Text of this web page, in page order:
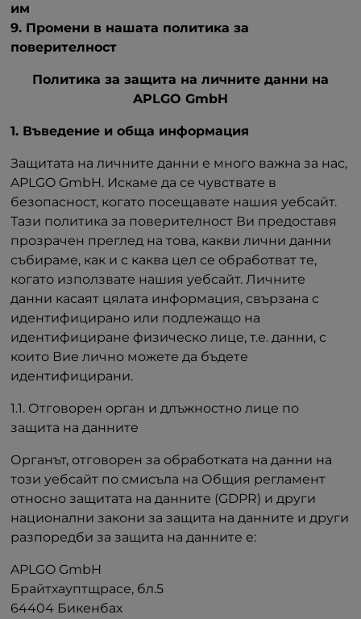
им
9. Промени в нашата политика за
поверителност
Политика за защита на личните данни на
APLGO GmbH
1. Въведение и обща информация
Защитата на личните данни е много важна за нас,
APLGO GmbH. Искаме да се чувствате в
безопасност, когато посещавате нашия уебсайт.
Тази политика за поверителност Ви предоставя
прозрачен преглед на това, какви лични данни
събираме, как и с каква цел се обработват те,
когато използвате нашия уебсайт. Личните
данни касаят цялата информация, свързана с
идентифицирано или подлежащо на
идентифициране физическо лице, т.е. данни, с
които Вие лично можете да бъдете
идентифицирани.
1.1. Отговорен орган и длъжностно лице по
защита на данните
Органът, отговорен за обработката на данни на
този уебсайт по смисъла на Общия регламент
относно защитата на данните (GDPR) и други
национални закони за защита на данните и други
разпоредби за защита на данните е:
APLGO GmbH
Брайтхауптщрасе, бл.5
64404 Бикенбах